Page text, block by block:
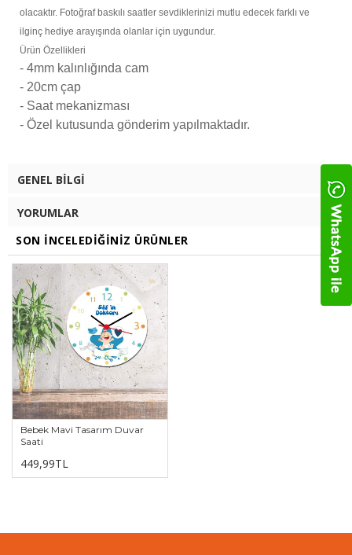
olacaktır. Fotoğraf baskılı saatler sevdiklerinizi mutlu edecek farklı ve
ilginç hediye arayışında olanlar için uygundur.
Ürün Özellikleri
- 4mm kalınlığında cam
- 20cm çap
- Saat mekanizması
- Özel kutusunda gönderim yapılmaktadır.
GENEL BILGI
YORUMLAR
SON İNCELEDIĞINIZ ÜRÜNLER
Bebek Mavi Tasarım Duvar
Saati
449,99TL